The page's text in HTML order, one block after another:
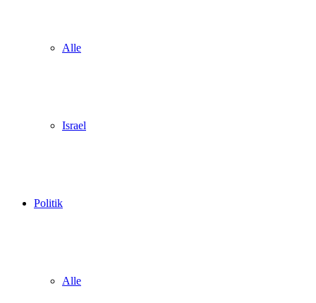
Alle
Israel
Politik
Alle